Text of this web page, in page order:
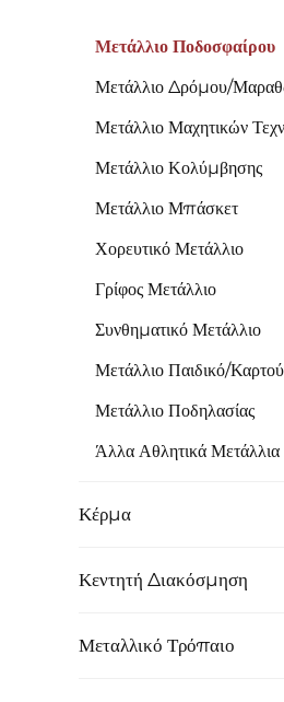
Μετάλλιο Ποδοσφαίρου
Μετάλλιο Δρόμου/
Μετάλλιο Μαχητικών
Μετάλλιο Κολύμβησης
Μετάλλιο Μπάσκετ
Χορευτικό Μετάλλιο
Γρίφος Μετάλλιο
Συνθηματικό Μετάλλιο
Μετάλλιο Παιδικό/
Μετάλλιο Ποδηλασίας
Άλλα Αθλητικά Μετάλλια
Κέρμα
Κεντητή Διακόσμηση
Μεταλλικό Τρόπαιο